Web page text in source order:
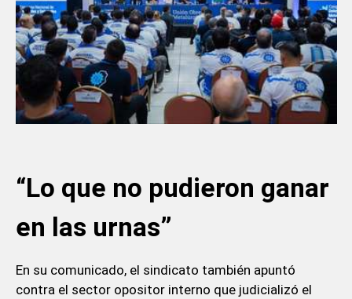
“Lo que no pudieron ganar
en las urnas”
En su comunicado, el sindicato también apuntó
contra el sector opositor interno que judicializó el